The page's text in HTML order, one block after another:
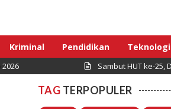
Kriminal Pendidikan Teknologi
Sport Sambut HUT ke-25,
TAG TERPOPULER